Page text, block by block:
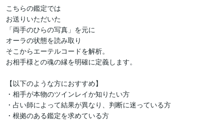
こちらの鑑定では
お送りいただいた
「両手のひらの写真」を元に
オーラの状態を読み取り
そこからエーテルコードを解析。
お相手様との魂の縁を明確に定義します。
【以下のような方におすすめ】
・相手が本物のツインレイか知りたい方
・占い師によって結果が異なり、判断に迷っている方
・根拠のある鑑定を求めている方